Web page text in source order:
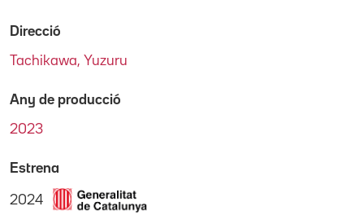
Direcció
Tachikawa, Yuzuru
Any de producció
2023
Estrena
2024